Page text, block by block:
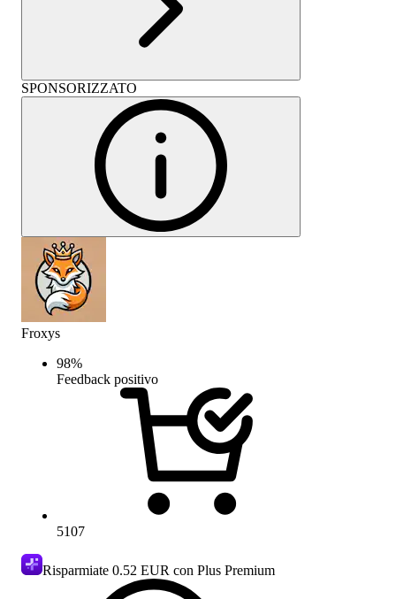
SPONSORIZZATO
Froxys
98%
Feedback positivo
5107
Risparmiate 0.52 EUR con Plus Premium